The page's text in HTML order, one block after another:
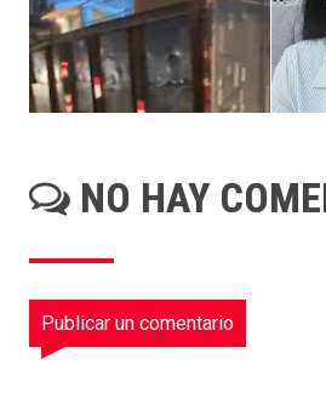
NO HAY
Publicar un comentario